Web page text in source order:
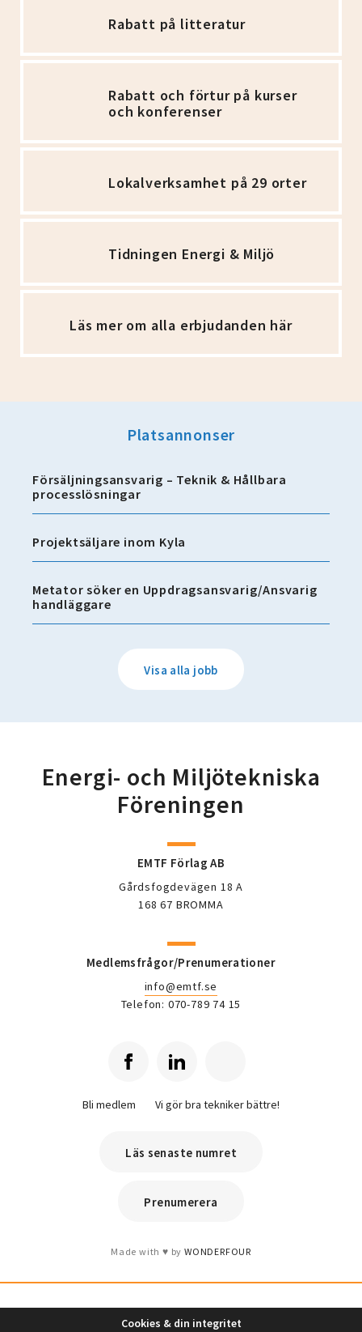
Rabatt på litteratur
Rabatt och förtur på kurser
och konferenser
Lokalverksamhet på 29 orter
Tidningen Energi & Miljö
Läs mer om alla erbjudanden här
Platsannonser
Försäljningsansvarig – Teknik & Hållbara
processlösningar
Projektsäljare inom Kyla
Metator söker en Uppdragsansvarig/Ansvarig
handläggare
Visa alla jobb
Cookies & din integritet
Energi- och Miljötekniska
Föreningen
EMTF Förlag AB
Gårdsfogdevägen 18 A
168 67 BROMMA
Medlemsfrågor/Prenumerationer
info@emtf.se
Telefon: 070-789 74 15
Bli medlem Vi gör bra tekniker bättre!
Läs senaste numret
Prenumerera
Made with by WONDERFOUR